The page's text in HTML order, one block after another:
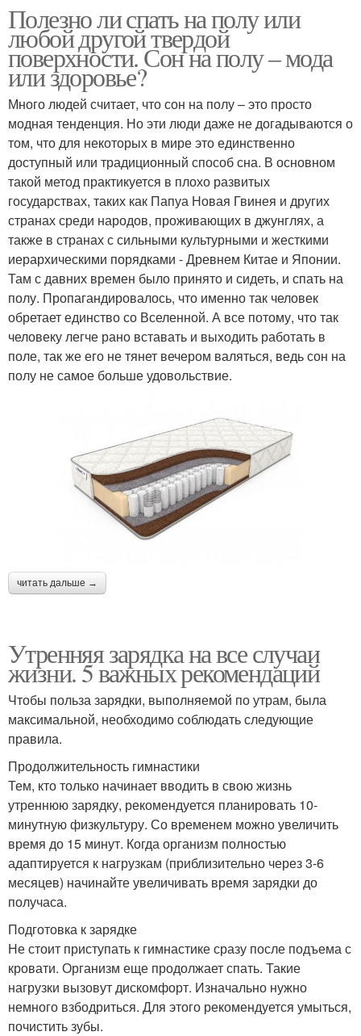
Полезно ли спать на полу или
любой другой твердой
поверхности. Сон на полу – мода
или здоровье?
Много людей считает, что сон на полу – это просто
модная тенденция. Но эти люди даже не догадываются о
том, что для некоторых в мире это единственно
доступный или традиционный способ сна. В основном
такой метод практикуется в плохо развитых
государствах, таких как Папуа Новая Гвинея и других
странах среди народов, проживающих в джунглях, а
также в странах с сильными культурными и жесткими
иерархическими порядками - Древнем Китае и Японии.
Там с давних времен было принято и сидеть, и спать на
полу. Пропагандировалось, что именно так человек
обретает единство со Вселенной. А все потому, что так
человеку легче рано вставать и выходить работать в
поле, так же его не тянет вечером валяться, ведь сон на
полу не самое больше удовольствие.
читать дальше →
Утренняя зарядка на все случаи
жизни. 5 важных рекомендаций
Чтобы польза зарядки, выполняемой по утрам, была
максимальной, необходимо соблюдать следующие
правила.
Продолжительность гимнастики
Тем, кто только начинает вводить в свою жизнь
утреннюю зарядку, рекомендуется планировать 10-
минутную физкультуру. Со временем можно увеличить
время до 15 минут. Когда организм полностью
адаптируется к нагрузкам (приблизительно через 3-6
месяцев) начинайте увеличивать время зарядки до
получаса.
Подготовка к зарядке
Не стоит приступать к гимнастике сразу после подъема с
кровати. Организм еще продолжает спать. Такие
нагрузки вызовут дискомфорт. Изначально нужно
немного взбодриться. Для этого рекомендуется умыться,
почистить зубы.